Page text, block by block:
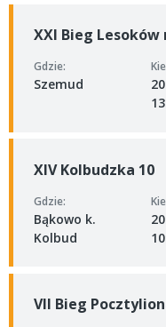
XXI Bieg Lesoków
Gdzie:
Szemud
XIV Kolbudzka 10
Gdzie:
Bąkowo k.
Kolbud
VII Bieg